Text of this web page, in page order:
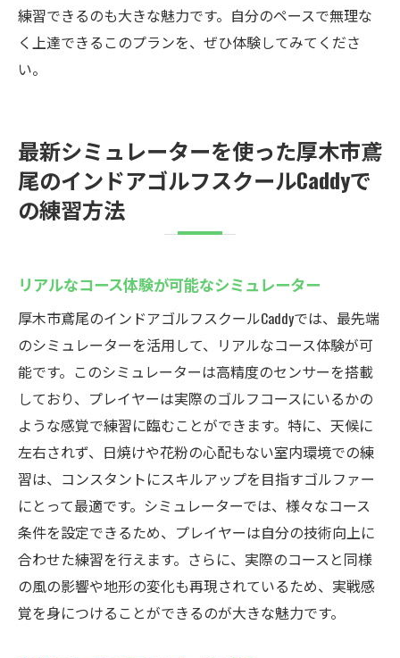
練習できるのも大きな魅力です。自分のペースで無理な
く上達できるこのプランを、ぜひ体験してみてくださ
い。
最新シミュレーターを使った厚木市鳶
尾のインドアゴルフスクールCaddyで
の練習方法
リアルなコース体験が可能なシミュレーター
厚木市鳶尾のインドアゴルフスクールCaddyでは、最先端
のシミュレーターを活用して、リアルなコース体験が可
能です。このシミュレーターは高精度のセンサーを搭載
しており、プレイヤーは実際のゴルフコースにいるかの
ような感覚で練習に臨むことができます。特に、天候に
左右されず、日焼けや花粉の心配もない室内環境での練
習は、コンスタントにスキルアップを目指すゴルファー
にとって最適です。シミュレーターでは、様々なコース
条件を設定できるため、プレイヤーは自分の技術向上に
合わせた練習を行えます。さらに、実際のコースと同様
の風の影響や地形の変化も再現されているため、実戦感
覚を身につけることができるのが大きな魅力です。